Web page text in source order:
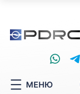
МЕНЮ